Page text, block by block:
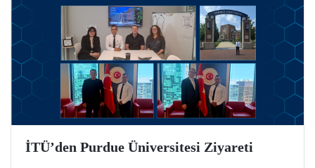
İTÜ’den Purdue Üniversitesi Ziyareti